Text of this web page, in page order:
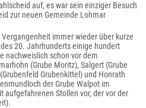
auf, es war sein einziger Besuch
zur neuen Gemeinde Lohmar
immer wieder über kurze
20. Jahrhunderts einige hundert
nachweislich schon vor dem
(Grube Moritz), Salgert (Grube
Grubenkittel) und Honrath
der Grube Walpot im
Stollen vor, der vor der